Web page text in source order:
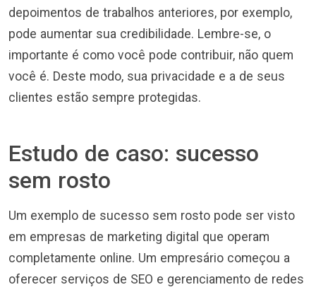
depoimentos de trabalhos anteriores, por exemplo,
pode aumentar sua credibilidade. Lembre-se, o
importante é como você pode contribuir, não quem
você é. Deste modo, sua privacidade e a de seus
clientes estão sempre protegidas.
Estudo de caso: sucesso
sem rosto
Um exemplo de sucesso sem rosto pode ser visto
em empresas de marketing digital que operam
completamente online. Um empresário começou a
oferecer serviços de SEO e gerenciamento de redes